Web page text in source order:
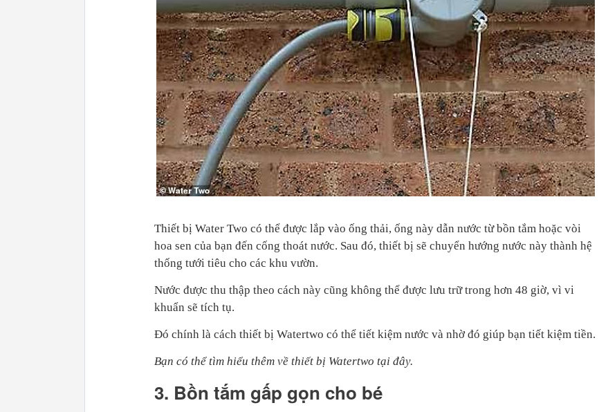
Thiết bị Water Two có thể được lắp vào ống thải, ống này dẫn nước từ bồn tắm hoặc vòi
hoa sen của bạn đến cống thoát nước. Sau đó, thiết bị sẽ chuyển hướng nước này thành hệ
thống tưới tiêu cho các khu vườn.
Nước được thu thập theo cách này cũng không thể được lưu trữ trong hơn 48 giờ, vì vi
khuẩn sẽ tích tụ.
Đó chính là cách thiết bị Watertwo có thể tiết kiệm nước và nhờ đó giúp bạn tiết kiệm tiền.
Bạn có thể tìm hiểu thêm về thiết bị Watertwo tại đây.
3. Bồn tắm gấp gọn cho bé